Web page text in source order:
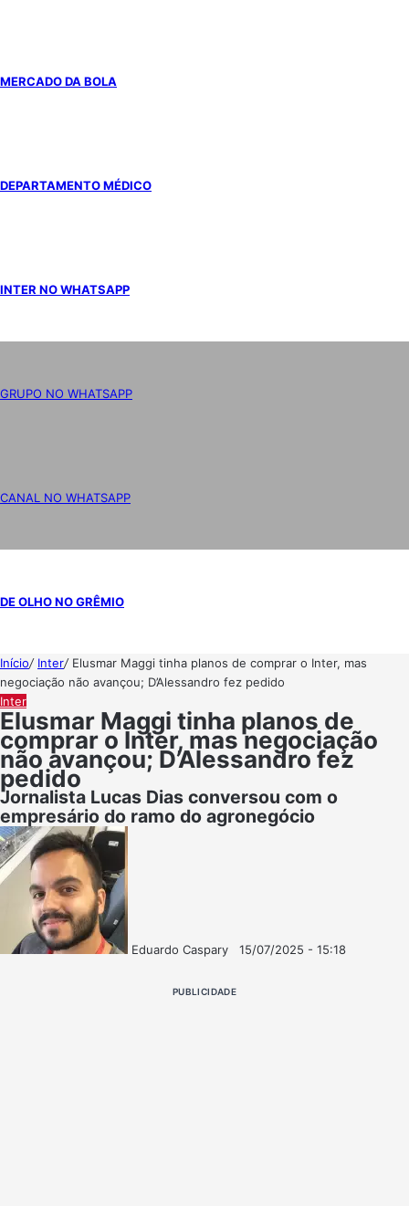
MERCADO DA BOLA
DEPARTAMENTO MÉDICO
INTER NO WHATSAPP
GRUPO NO WHATSAPP
CANAL NO WHATSAPP
DE OLHO NO GRÊMIO
Início/ Inter/ Elusmar Maggi tinha planos de comprar o Inter, mas
negociação não avançou; D’Alessandro fez pedido
Inter
Elusmar Maggi tinha planos de
comprar o Inter, mas negociação
não avançou; D’Alessandro fez
pedido
Jornalista Lucas Dias conversou com o
empresário do ramo do agronegócio
Eduardo Caspary
Xe-
15/07/2025 - 15:18
PUBLICIDADE